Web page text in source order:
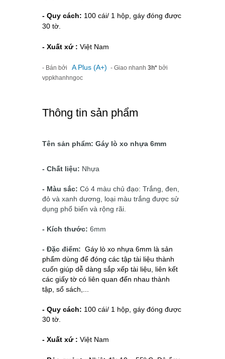
- Quy cách: 100 cái/ 1 hộp, gáy đóng được
30 tờ.
- Xuất xứ : Việt Nam
- Bán bởi A Plus (A+) - Giao nhanh 3h* bởi
vppkhanhngoc
Thông tin sản phẩm
Tên sản phẩm: Gáy lò xo nhựa 6mm
- Chất liệu: Nhựa
- Màu sắc: Có 4 màu chủ đạo: Trắng, đen,
đỏ và xanh dương, loại màu trắng được sử
dụng phổ biến và rộng rãi.
- Kích thước: 6mm
- Đặc điểm: Gáy lò xo nhựa 6mm là sản
phẩm dùng để đóng các tập tài liệu thành
cuốn giúp dễ dàng sắp xếp tài liệu, liên kết
các giấy tờ có liên quan đến nhau thành
tập, sổ sách,...
- Quy cách: 100 cái/ 1 hộp, gáy đóng được
30 tờ.
- Xuất xứ : Việt Nam